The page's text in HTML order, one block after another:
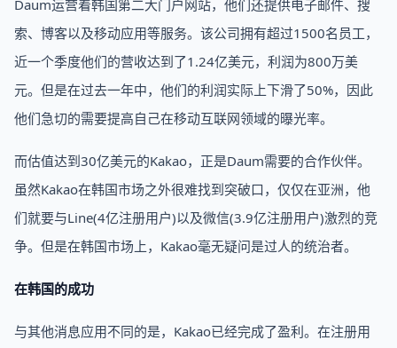
Daum运营着韩国第二大门户网站，他们还提供电子邮件、搜
索、博客以及移动应用等服务。该公司拥有超过1500名员工，
近一个季度他们的营收达到了1.24亿美元，利润为800万美
元。但是在过去一年中，他们的利润实际上下滑了50%，因此
他们急切的需要提高自己在移动互联网领域的曝光率。
而估值达到30亿美元的Kakao，正是Daum需要的合作伙伴。
虽然Kakao在韩国市场之外很难找到突破口，仅仅在亚洲，他
们就要与Line(4亿注册用户)以及微信(3.9亿注册用户)激烈的竞
争。但是在韩国市场上，Kakao毫无疑问是过人的统治者。
在韩国的成功
与其他消息应用不同的是，Kakao已经完成了盈利。在注册用